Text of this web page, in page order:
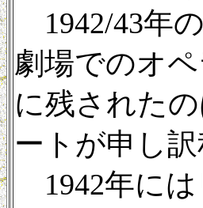
1942/43年
劇場でのオ
に残された
ートが申し
1942年には